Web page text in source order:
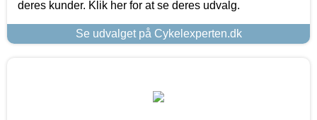
deres kunder. Klik her for at se deres udvalg.
Se udvalget på Cykelexperten.dk